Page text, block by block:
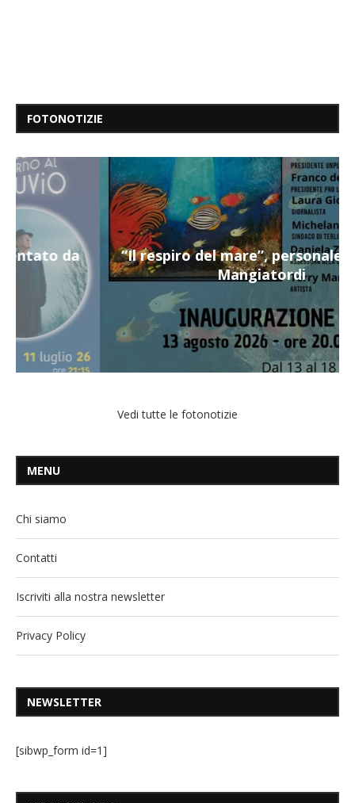
FOTONOTIZIE
“Il respiro del mare”, personale di Terry
Mangiatordi
Vedi tutte le fotonotizie
MENU
Chi siamo
Contatti
Iscriviti alla nostra newsletter
Privacy Policy
NEWSLETTER
[sibwp_form id=1]